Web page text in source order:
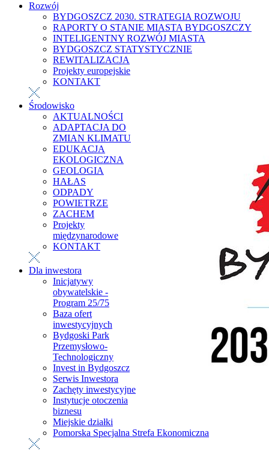
Rozwój
BYDGOSZCZ 2030. STRATEGIA ROZWOJU
RAPORTY O STANIE MIASTA BYDGOSZCZY
INTELIGENTNY ROZWÓJ MIASTA
BYDGOSZCZ STATYSTYCZNIE
REWITALIZACJA
Projekty europejskie
KONTAKT
Środowisko
AKTUALNOŚCI
ADAPTACJA DO
ZMIAN KLIMATU
EDUKACJA
EKOLOGICZNA
GEOLOGIA
HAŁAS
ODPADY
POWIETRZE
ZACHEM
Projekty
międzynarodowe
KONTAKT
Dla inwestora
Inicjatywy
obywatelskie -
Program 25/75
Baza ofert
inwestycyjnych
Bydgoski Park
Przemysłowo-
Technologiczny
Invest in Bydgoszcz
Serwis Inwestora
Zachęty inwestycyjne
Instytucje otoczenia
biznesu
Miejskie działki
Pomorska Specjalna Strefa Ekonomiczna